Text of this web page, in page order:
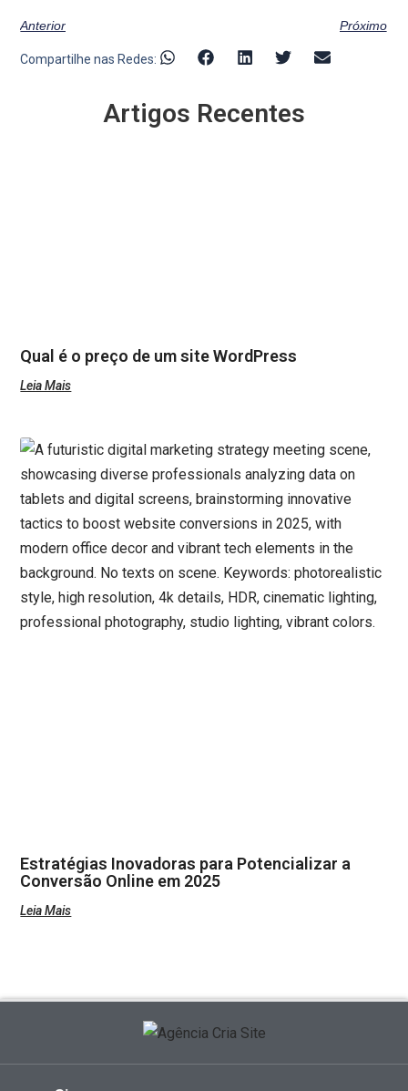
Anterior Próximo
Compartilhe nas Redes:
Artigos Recentes
Qual é o preço de um site WordPress
Leia Mais
Estratégias Inovadoras para Potencializar a
Conversão Online em 2025
Leia Mais